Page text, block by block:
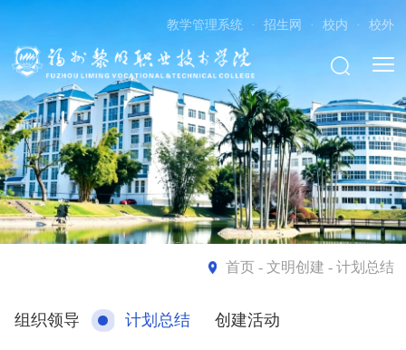
教学管理系统 · 招生网 · 校内 · 校外
首页- 文明创建 - 计划总结
组织领导 计划总结 创建活动